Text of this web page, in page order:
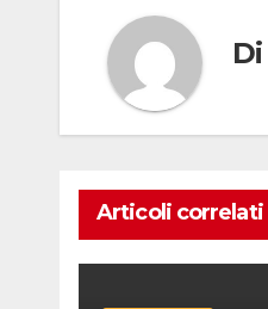
Di
Articoli correlati